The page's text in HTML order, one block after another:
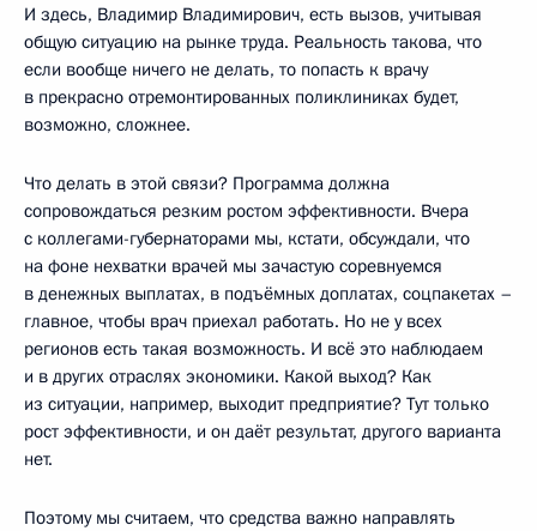
И здесь, Владимир Владимирович, есть вызов, учитывая
общую ситуацию на рынке труда. Реальность такова, что
если вообще ничего не делать, то попасть к врачу
в прекрасно отремонтированных поликлиниках будет,
возможно, сложнее.
Что делать в этой связи? Программа должна
сопровождаться резким ростом эффективности. Вчера
с коллегами-губернаторами мы, кстати, обсуждали, что
на фоне нехватки врачей мы зачастую соревнуемся
в денежных выплатах, в подъёмных доплатах, соцпакетах –
главное, чтобы врач приехал работать. Но не у всех
регионов есть такая возможность. И всё это наблюдаем
и в других отраслях экономики. Какой выход? Как
из ситуации, например, выходит предприятие? Тут только
рост эффективности, и он даёт результат, другого варианта
нет.
Поэтому мы считаем, что средства важно направлять